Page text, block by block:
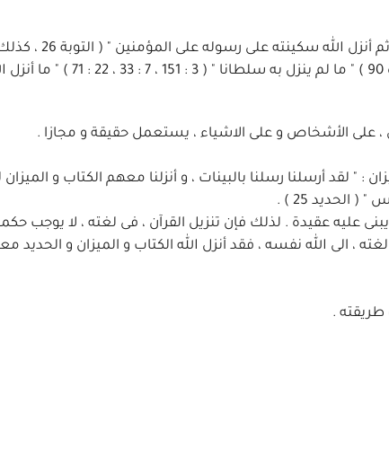
ينزل الله من فضله على من يشاء من عباده " ( البقرة 90 ) " ما لم
، على الأشخاص و على الاشياء ، يستعمل حقيقة و مجازا .
: " لقد أرسلنا رسلنا بالبينات ، و أنزلنا معهم الكتاب و
الحديد 25 ) .
عليه عقيدة . لذلك فإن تنزيل القرآن ، فى لغته ، لا يوجب
الله نفسه ، فقد أنزل الله الكتاب و الميزان و الحديد معا (
طريقته .